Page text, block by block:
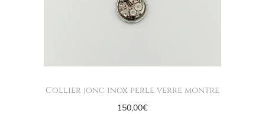
Collier jonc inox perle verre montre
150,00€